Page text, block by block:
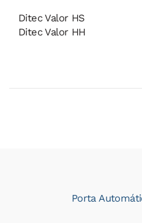
Ditec Valor HS
Ditec Valor HH
Porta